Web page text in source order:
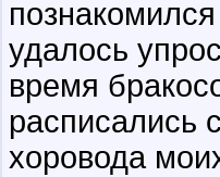
удалось
время
расписались
хоровода